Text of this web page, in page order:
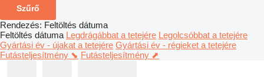
Szűrő
Rendezés: Feltöltés dátuma
Feltöltés dátuma Legdrágábbat a tetejére Legolcsóbbat a tetejére
Gyártási év - újakat a tetejére Gyártási év - régieket a tetejére
Futásteljesítmény ⬊ Futásteljesítmény ⬈